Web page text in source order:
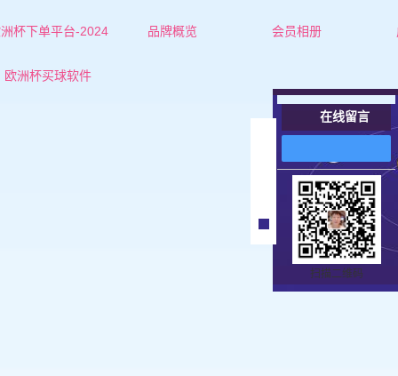
杯下单平台-2024
欧洲杯买球软件
品牌概览 会员相册
辽阳红娘-张老师
辽阳女士
辽阳男士
在线留言
扫描二维码